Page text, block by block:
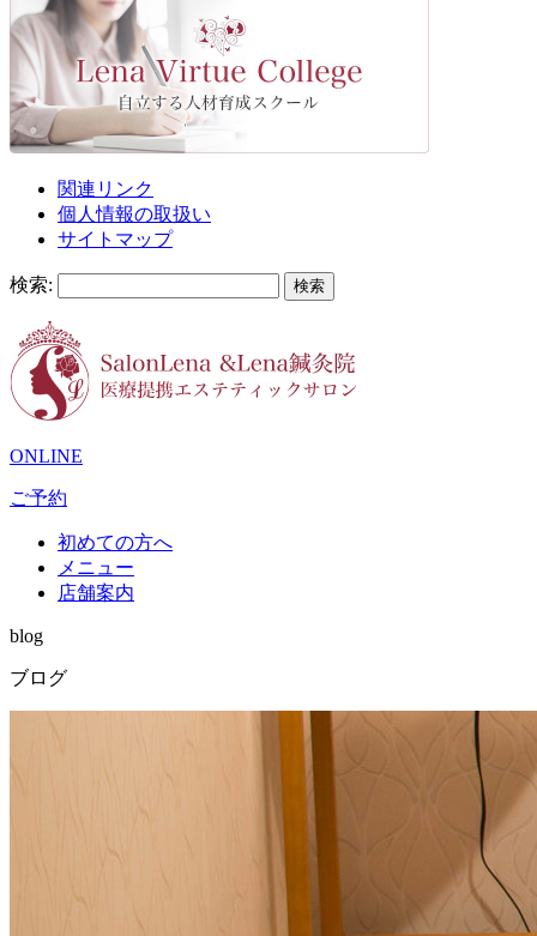
関連リンク
個人情報の取扱い
サイトマップ
検索:
ONLINE
ご予約
初めての方へ
メニュー
店舗案内
blog
ブログ